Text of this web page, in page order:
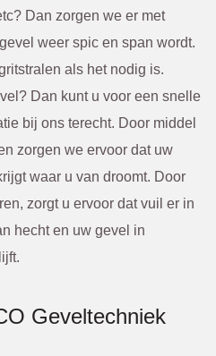
Dan zorgen we er met
weer spic en span wordt.
als het nodig is.
Dan kunt u voor een snelle
bij ons terecht. Door middel
zorgen we ervoor dat uw
waar u van droomt. Door
zorgt u ervoor dat vuil er in
hecht en uw gevel in
Geveltechniek